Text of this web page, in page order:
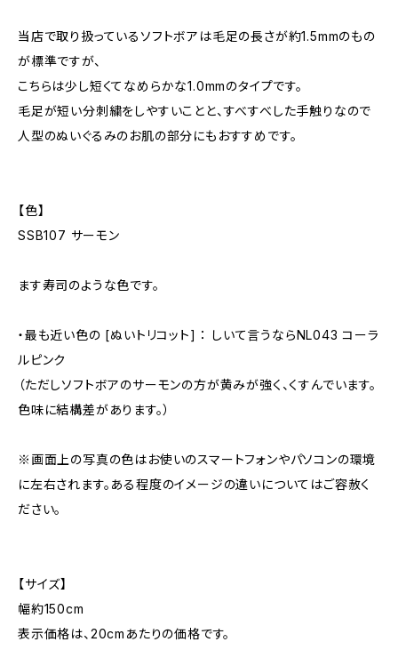
当店で取り扱っているソフトボアは毛足の長さが約1.5mmのもの
が標準ですが、
こちらは少し短くてなめらかな1.0mmのタイプです。
毛足が短い分刺繍をしやすいことと、すべすべした手触りなので
人型のぬいぐるみのお肌の部分にもおすすめです。
【色】
SSB107 サーモン
ます寿司のような色です。
・最も近い色の [ぬいトリコット] ： しいて言うならNL043 コーラ
ルピンク
（ただしソフトボアのサーモンの方が黄みが強く、くすんでいます。
色味に結構差があります。）
※画面上の写真の色はお使いのスマートフォンやパソコンの環境
に左右されます。ある程度のイメージの違いについてはご容赦く
ださい。
【サイズ】
幅約150cm
表示価格は、20cmあたりの価格です。